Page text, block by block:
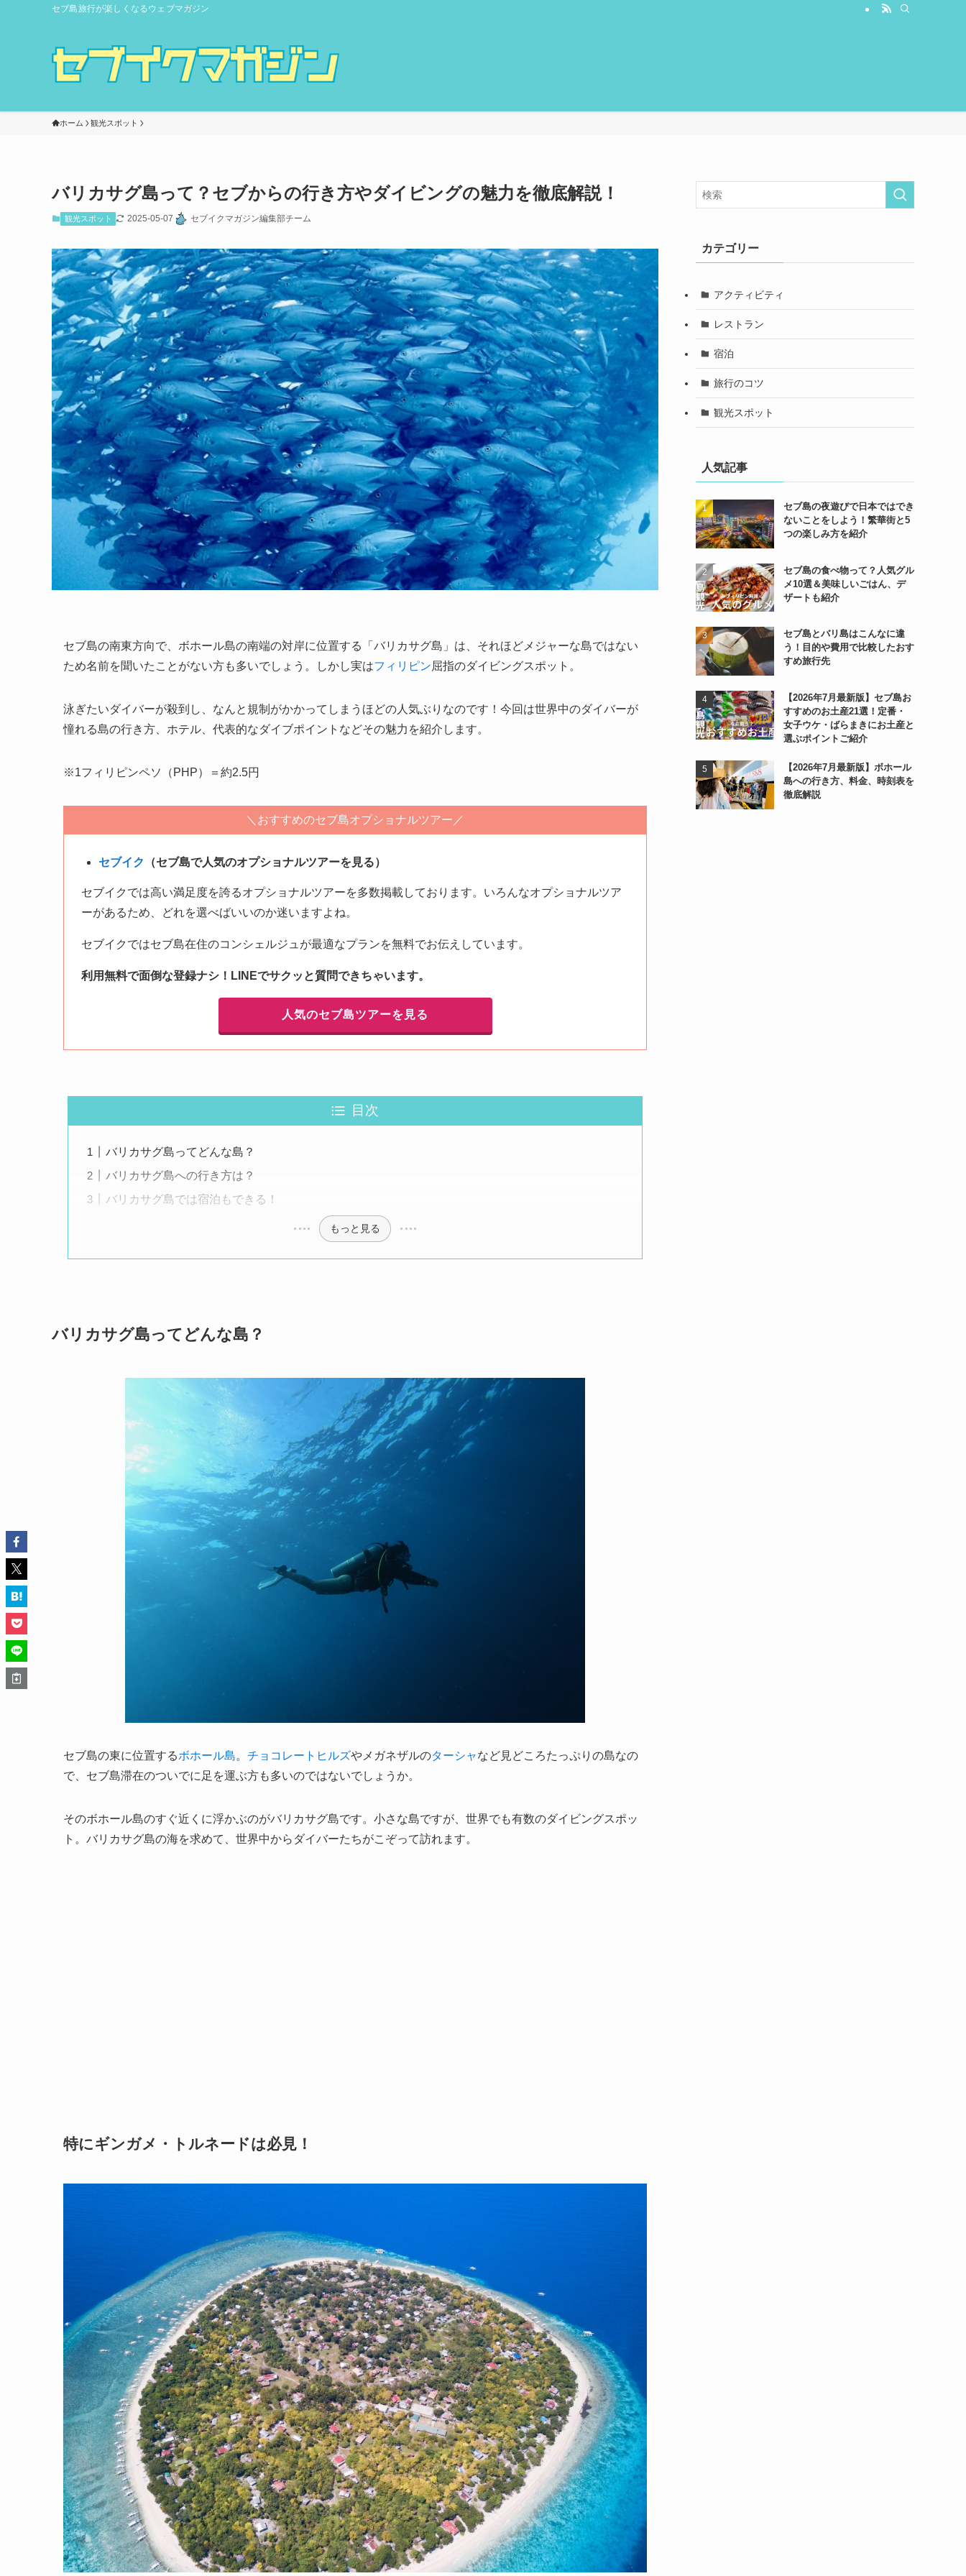
セブ島旅行が楽しくなるウェブマガジン
ホーム 観光スポット
バリカサグ島って？セブからの行き方やダイビングの魅力を徹底解説！
観光スポット 2025-05-07 セブイクマガジン編集部チーム
セブ島の南東方向で、ボホール島の南端の対岸に位置する「バリカサグ島」は、それほどメジャーな島ではない
ため名前を聞いたことがない方も多いでしょう。しかし実はフィリピン屈指のダイビングスポット。
泳ぎたいダイバーが殺到し、なんと規制がかかってしまうほどの人気ぶりなのです！今回は世界中のダイバーが
憧れる島の行き方、ホテル、代表的なダイブポイントなどその魅力を紹介します。
※1フィリピンペソ（PHP）＝約2.5円
＼おすすめのセブ島オプショナルツアー／
セブイク （セブ島で人気のオプショナルツアーを見る）
セブイクでは高い満足度を誇るオプショナルツアーを多数掲載しております。いろんなオプショナルツア
ーがあるため、どれを選べばいいのか迷いますよね。
セブイクではセブ島在住のコンシェルジュが最適なプランを無料でお伝えしています。
利用無料で面倒な登録ナシ！LINEでサクッと質問できちゃいます。
人気のセブ島ツアーを見る
目次
バリカサグ島ってどんな島？
バリカサグ島への行き方は？
バリカサグ島では宿泊もできる！
もっと見る
バリカサグ島ってどんな島？
セブ島の東に位置するボホール島。 チョコレートヒルズやメガネザルのターシャなど見どころたっぷりの島なの
で、セブ島滞在のついでに足を運ぶ方も多いのではないでしょうか。
そのボホール島のすぐ近くに浮かぶのがバリカサグ島です。小さな島ですが、世界でも有数のダイビングスポッ
ト。バリカサグ島の海を求めて、世界中からダイバーたちがこぞって訪れます。
特にギンガメ・トルネードは必見！
カテゴリー
アクティビティ
レストラン
宿泊
旅行のコツ
観光スポット
人気記事
セブ島の夜遊びで日本ではでき
ないことをしよう！繁華街と5
つの楽しみ方を紹介
セブ島の食べ物って？人気グル
メ10選＆美味しいごはん、デ
ザートも紹介
セブ島とバリ島はこんなに違
う！目的や費用で比較したおす
すめ旅行先
【2026年7月最新版】セブ島お
すすめのお土産21選！定番・
女子ウケ・ばらまきにお土産と
選ぶポイントご紹介
【2026年7月最新版】ボホール
島への行き方、料金、時刻表を
徹底解説